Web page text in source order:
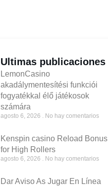
Ultimas publicaciones
LemonCasino
akadálymentesítési funkciói
fogyatékkal élő játékosok
számára
agosto 6, 2026 No hay comentarios
Kenspin casino Reload Bonus
for High Rollers
agosto 6, 2026 No hay comentarios
Dar Aviso As Jugar En Línea